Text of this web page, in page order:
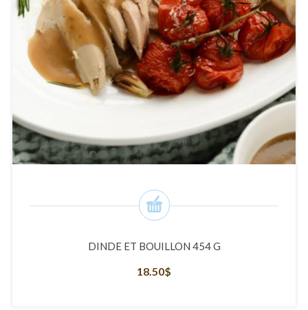
DINDE ET BOUILLON 454 G
18.50$